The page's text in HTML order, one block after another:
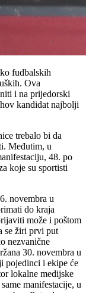
fudbalskih
Ova
i na prijedorski
kandidat najbolji
trebalo bi da
Međutim, u
48. po
koje su sportisti
novembra u
do kraja
može i poštom
se žiri prvi put
nezvanične
30. novembra u
pojedinci i ekipe će
lokalne medijske
manifestacije, u